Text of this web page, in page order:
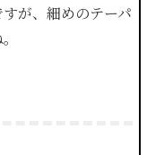
が、細めのテーパ